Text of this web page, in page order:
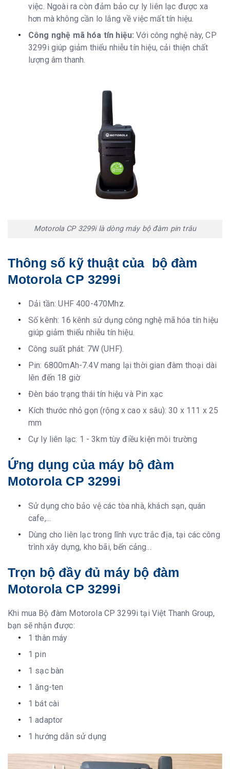
việc. Ngoài ra còn đảm bảo cự ly liên lạc được xa
hơn mà không cần lo lắng về việc mất tín hiệu.
Công nghệ mã hóa tín hiệu:Với công nghệ này, CP
3299i giúp giảm thiểu nhiễu tín hiệu, cải thiện chất
lượng âm thanh.
Motorola CP 3299i là dòng máy bộ đàm pin trâu
Thông số kỹ thuật của bộ đàm
Motorola CP 3299i
Dải tần: UHF 400-470Mhz.
Số kênh: 16 kênh sử dụng công nghệ mã hóa tín hiệu
giúp giảm thiểu nhiễu tín hiệu.
Công suất phát: 7W (UHF).
Pin: 6800mAh-7.4V mang lại thời gian đàm thoại dài
lên đến 18 giờ
Đèn báo trạng thái tín hiệu và Pin xạc
Kích thước nhỏ gọn (rộng x cao x sâu): 30 x 111 x 25
mm
Cự ly liên lạc: 1 - 3km tùy điều kiện môi trường
Ứng dụng của máy bộ đàm
Motorola CP 3299i
Sử dụng cho bảo vệ các tòa nhà, khách sạn, quán
cafe,...
Dùng cho liên lạc trong lĩnh vực trắc địa, tại các công
trình xây dựng, kho bãi, bến cảng...
Trọn bộ đầy đủ máy bộ đàm
Motorola CP 3299i
Khi mua Bộ đàm Motorola CP 3299i tại Việt Thanh Group,
bạn sẽ nhận được:
1 thân máy
1 pin
1 sạc bàn
1 ăng-ten
1 bát cài
1 adaptor
1 hướng dẫn sử dụng